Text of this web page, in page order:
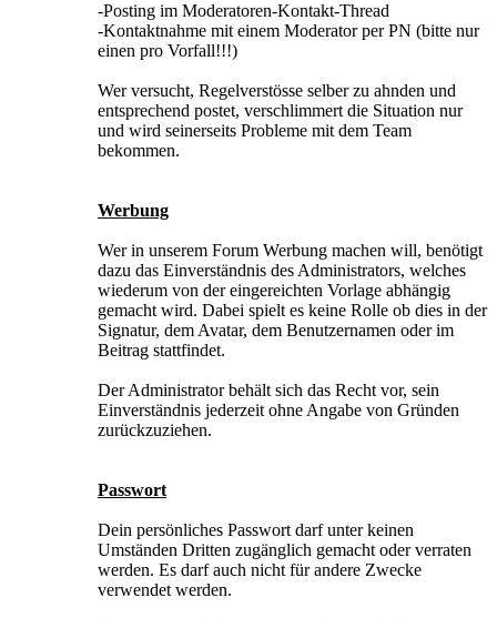
-Posting im Moderatoren-Kontakt-Thread
-Kontaktnahme mit einem Moderator per PN (bitte nur
einen pro Vorfall!!!)
Wer versucht, Regelverstösse selber zu ahnden und
entsprechend postet, verschlimmert die Situation nur
und wird seinerseits Probleme mit dem Team
bekommen.
Werbung
Wer in unserem Forum Werbung machen will, benötigt
dazu das Einverständnis des Administrators, welches
wiederum von der eingereichten Vorlage abhängig
gemacht wird. Dabei spielt es keine Rolle ob dies in der
Signatur, dem Avatar, dem Benutzernamen oder im
Beitrag stattfindet.
Der Administrator behält sich das Recht vor, sein
Einverständnis jederzeit ohne Angabe von Gründen
zurückzuziehen.
Passwort
Dein persönliches Passwort darf unter keinen
Umständen Dritten zugänglich gemacht oder verraten
werden. Es darf auch nicht für andere Zwecke
verwendet werden.